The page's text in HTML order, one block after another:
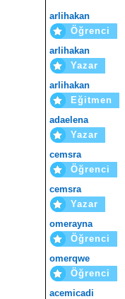
arlihakan
Öğrenci
arlihakan
Yazar
arlihakan
Eğitmen
adaelena
Yazar
cemsra
Öğrenci
cemsra
Yazar
omerayna
Öğrenci
omerqwe
Öğrenci
acemicadi